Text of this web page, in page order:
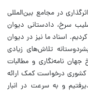
در مجامع بین‌المللی
سرخ، دادستانی دیوان
اسناد ما نیز در دیوان
تلاش‌های زیادی
نامه‌نگاری و مطالبات
کشوری درخواست کمک ارائه
و به سرعت در انبار